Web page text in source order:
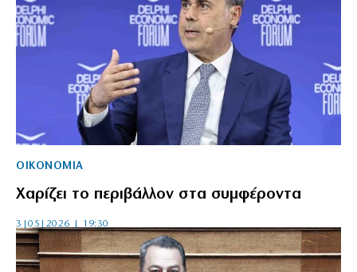
ΟΙΚΟΝΟΜΙΑ
Χαρίζει το περιβάλλον στα συμφέροντα
3|05|2026 | 19:30